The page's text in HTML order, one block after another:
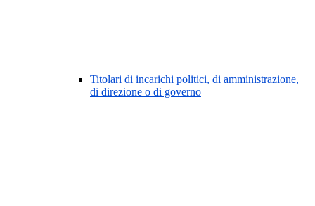
Titolari di incarichi politici, di amministrazione,
di direzione o di governo